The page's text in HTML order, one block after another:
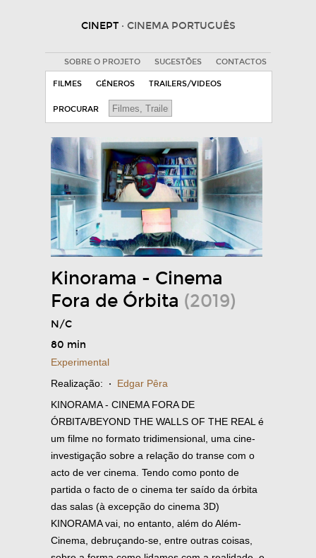
CINEPT · CINEMA PORTUGUÊS
SOBRE O PROJETO SUGESTÕES CONTACTOS
FILMES GÉNEROS TRAILERS/VIDEOS
PROCURAR
Kinorama - Cinema
Fora de Órbita (2019)
N/C
80 min
Experimental
Realização: · Edgar Pêra
KINORAMA - CINEMA FORA DE
ÓRBITA/BEYOND THE WALLS OF THE REAL é
um filme no formato tridimensional, uma cine-
investigação sobre a relação do transe com o
acto de ver cinema. Tendo como ponto de
partida o facto de o cinema ter saído da órbita
das salas (à excepção do cinema 3D)
KINORAMA vai, no entanto, além do Além-
Cinema, debruçando-se, entre outras coisas,